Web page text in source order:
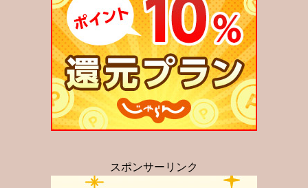
スポンサーリンク